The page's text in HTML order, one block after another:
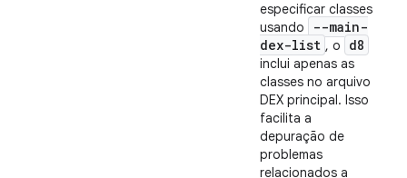
especificar classes
usando
--main-
dex-list , o d8
inclui apenas as
classes no arquivo
DEX principal. Isso
facilita a
depuração de
problemas
relacionados a